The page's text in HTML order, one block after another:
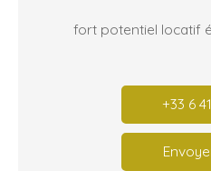
fort potentiel locatif
+33 6